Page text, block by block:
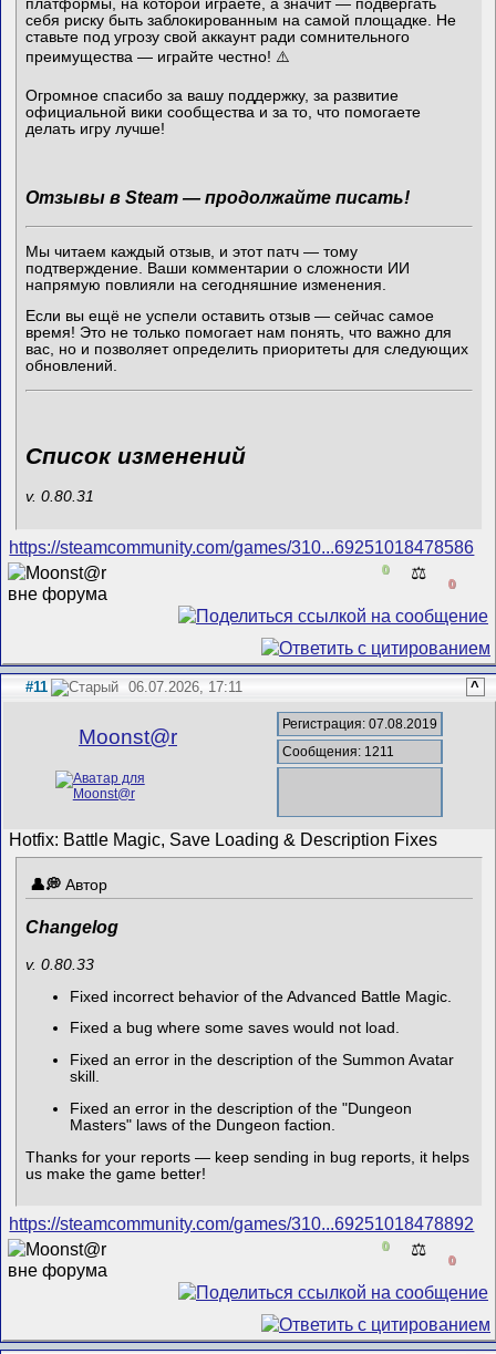
платформы, на которой играете, а значит — подвергать
себя риску быть заблокированным на самой площадке. Не
ставьте под угрозу свой аккаунт ради сомнительного
преимущества — играйте честно! ⚠️
Огромное спасибо за вашу поддержку, за развитие
официальной вики сообщества и за то, что помогаете
делать игру лучше!
Отзывы в Steam — продолжайте писать!
Мы читаем каждый отзыв, и этот патч — тому
подтверждение. Ваши комментарии о сложности ИИ
напрямую повлияли на сегодняшние изменения.
Если вы ещё не успели оставить отзыв — сейчас самое
время! Это не только помогает нам понять, что важно для
вас, но и позволяет определить приоритеты для следующих
обновлений.
Список изменений
v. 0.80.31
https://steamcommunity.com/games/310...69251018478586
0 ⚖️
0
#11 06.07.2026, 17:11 ^
Mооnst@r
Регистрация: 07.08.2019
Сообщения: 1211
Hotfix: Battle Magic, Save Loading & Description Fixes
Автор
Changelog
v. 0.80.33
Fixed incorrect behavior of the Advanced Battle Magic.
Fixed a bug where some saves would not load.
Fixed an error in the description of the Summon Avatar
skill.
Fixed an error in the description of the "Dungeon
Masters" laws of the Dungeon faction.
Thanks for your reports — keep sending in bug reports, it helps
us make the game better!
https://steamcommunity.com/games/310...69251018478892
0 ⚖️
0